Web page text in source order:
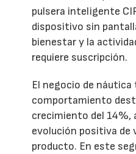
pulsera inteligente
dispositivo sin
bienestar y la
requiere suscripción.
El negocio de
comportamiento
crecimiento del 14%,
evolución positiva de
producto. En este